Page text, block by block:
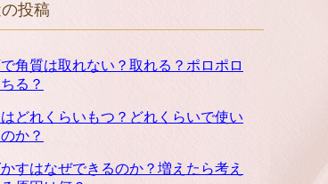
投稿
角質は取れない？取れる？ポロポロ
る？
どれくらいもつ？どれくらいで使い
か？
すはなぜできるのか？増えたら考え